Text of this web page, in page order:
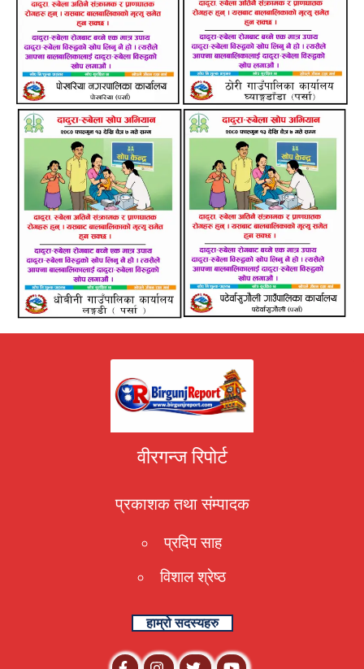
वीरगन्ज रिपोर्ट
प्रकाशक तथा संम्पादक
प्रदिप साह
विशाल श्रेष्ठ
हाम्रो सदस्यहरु